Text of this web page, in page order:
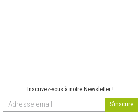
Inscrivez-vous à notre Newsletter !